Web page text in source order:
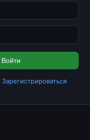
Войти
Зарегистрироваться